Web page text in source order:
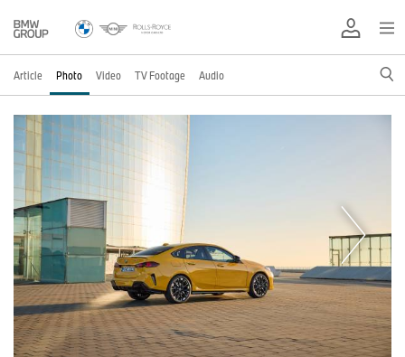
Article Photo Video TV Footage Audio